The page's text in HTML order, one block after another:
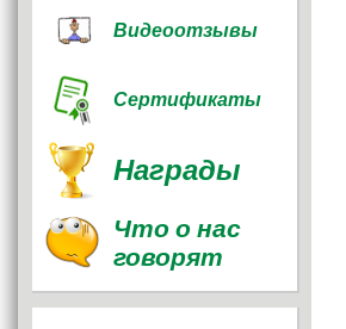
Видеоотзывы
Сертификаты
Награды
Что о нас
говорят